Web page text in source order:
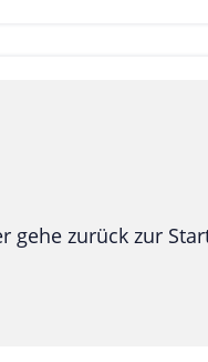
gehe zurück zur